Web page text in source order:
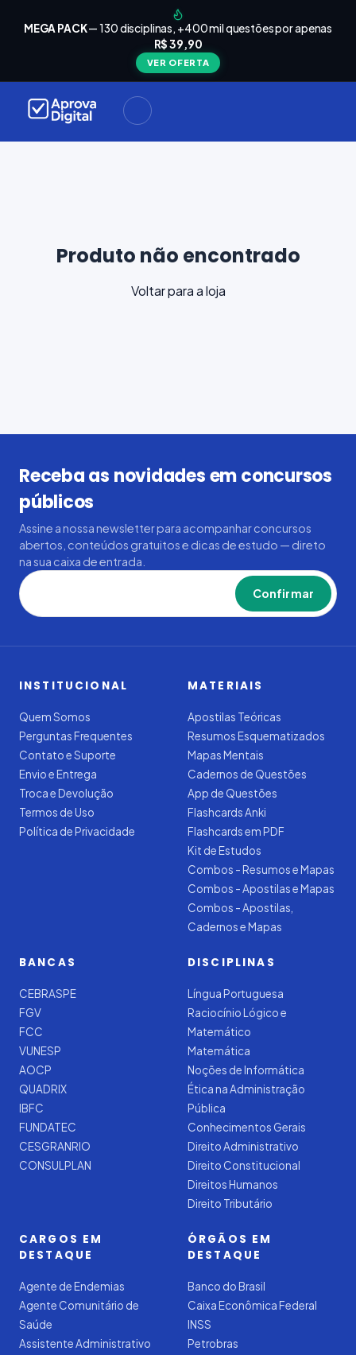
MEGA PACK— 130 disciplinas, +400 mil questões por apenas
R$ 39,90
VER OFERTA
Produto não encontrado
Voltar para a loja
Receba as novidades em concursos
públicos
Assine a nossa newsletter para acompanhar concursos
abertos, conteúdos gratuitos e dicas de estudo — direto
na sua caixa de entrada.
Confirmar
INSTITUCIONAL
Quem Somos
Perguntas Frequentes
Contato e Suporte
Envio e Entrega
Troca e Devolução
Termos de Uso
Política de Privacidade
MATERIAIS
Apostilas Teóricas
Resumos Esquematizados
Mapas Mentais
Cadernos de Questões
App de Questões
Flashcards Anki
Flashcards em PDF
Kit de Estudos
Combos - Resumos e Mapas
Combos - Apostilas e Mapas
Combos - Apostilas,
Cadernos e Mapas
BANCAS
CEBRASPE
FGV
FCC
VUNESP
AOCP
QUADRIX
IBFC
FUNDATEC
CESGRANRIO
CONSULPLAN
DISCIPLINAS
Língua Portuguesa
Raciocínio Lógico e
Matemático
Matemática
Noções de Informática
Ética na Administração
Pública
Conhecimentos Gerais
Direito Administrativo
Direito Constitucional
Direitos Humanos
Direito Tributário
CARGOS EM
DESTAQUE
Agente de Endemias
Agente Comunitário de
Saúde
Assistente Administrativo
ÓRGÃOS EM
DESTAQUE
Banco do Brasil
Caixa Econômica Federal
INSS
Petrobras
Seu
loja e